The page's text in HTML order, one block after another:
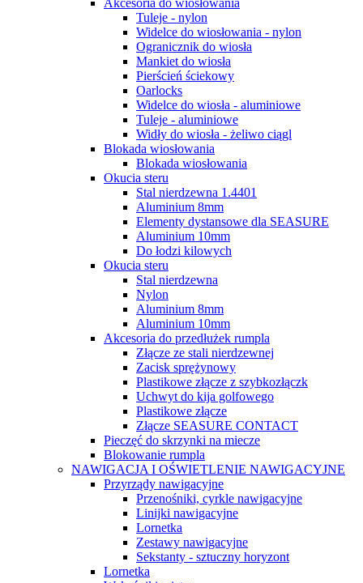
Akcesoria do wiosłowania
Tuleje - nylon
Widelce do wiosłowania - nylon
Ogranicznik do wiosła
Mankiet do wiosła
Pierścień ściekowy
Oarlocks
Widelce do wiosła - aluminiowe
Tuleje - aluminiowe
Widły do ​​wiosła - żeliwo ciągl
Blokada wiosłowania
Blokada wiosłowania
Okucia steru
Stal nierdzewna 1.4401
Aluminium 8mm
Elementy dystansowe dla SEASURE
Aluminium 10mm
Do łodzi kilowych
Okucia steru
Stal nierdzewna
Nylon
Aluminium 8mm
Aluminium 10mm
Akcesoria do przedłużek rumpla
Złącze ze stali nierdzewnej
Zacisk sprężynowy
Plastikowe złącze z szybkozłączk
Uchwyt do kija golfowego
Plastikowe złącze
Złącze SEASURE CONTACT
Pieczęć do skrzynki na miecze
Blokowanie rumpla
NAWIGACJA I OŚWIETLENIE NAWIGACYJNE
Przyrządy nawigacyjne
Przenośniki, cyrkle nawigacyjne
Linijki nawigacyjne
Lornetka
Zestawy nawigacyjne
Sekstanty - sztuczny horyzont
Lornetka